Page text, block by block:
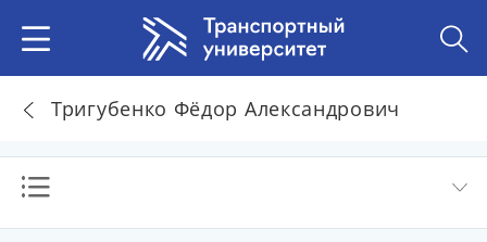
Тригубенко Фёдор Александрович